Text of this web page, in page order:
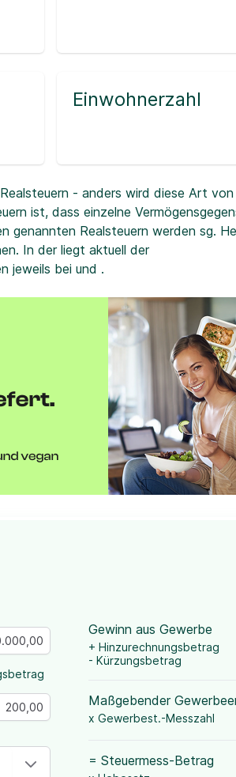
Einwohnerzahl
- anders wird diese Art von
ist, dass einzelne
genannten Realsteuern werden sg.
In der liegt aktuell der
jeweils bei und .
Gewinn aus Gewerbe
+ Hinzurechnungsbetrag
- Kürzungsbetrag
Maßgebender
x Gewerbest.-Messzahl
= Steuermess-Betrag